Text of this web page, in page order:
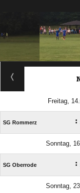
Freitag,
SG Rommerz :
Sonntag,
SG Oberrode :
Sonntag,